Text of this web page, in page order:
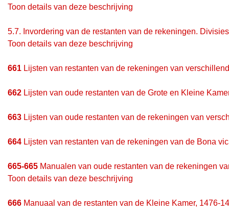
Toon details van deze beschrijving
5.7. Invordering van de restanten van de rekeningen.
Toon details van deze beschrijving
661 Lijsten van restanten van de rekeningen van
662 Lijsten van oude restanten van de Grote en Kleine
663 Lijsten van oude restanten van de rekeningen van
664 Lijsten van restanten van de rekeningen van de Bona
665-665 Manualen van oude restanten van de rekeningen
Toon details van deze beschrijving
666 Manuaal van de restanten van de Kleine Kamer, 1476-